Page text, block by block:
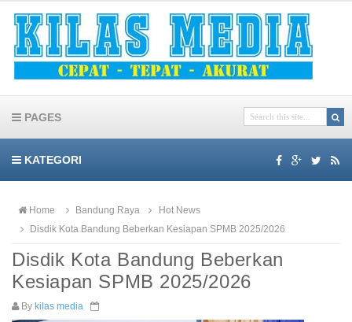
PAGES
KATEGORI
Home Bandung Raya
Hot News
Disdik Kota Bandung Beberkan Kesiapan SPMB 2025/2026
Disdik Kota Bandung Beberkan
Kesiapan SPMB 2025/2026
By kilas media